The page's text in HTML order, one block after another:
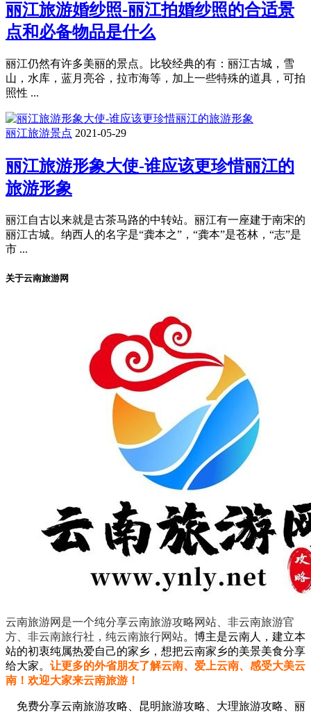
丽江旅游婚纱照-丽江拍婚纱照的合适景
点和必备物品是什么
丽江仍然有许多美丽的景点。比较经典的有：丽江古城，雪
山，水库，蓝月亮谷，拉市海等，加上一些特殊的道具，可拍
照性 ...
丽江旅游景点 2021-05-29
丽江旅游形象大使-谁应该更珍惜丽江的
旅游形象
丽江自古以来就是古茶马路的中转站。丽江有一座建于南宋的
丽江古城。纳西人的名字是“龚本之”，“龚本”是苍林，“志”是
市 ...
关于云南旅游网
云南旅游网是一个纯分享云南旅游攻略网站、非云南旅游官
方、非云南旅行社，纯云南旅行网站。 博主是云南人，建立本
站的初衷纯属热爱自己的家乡，想把云南家乡的美景美食分享
给大家。 让更多的外省朋友了解云南、爱上云南、感受大美云
南！欢迎大家来云南旅游！
免费分享云南旅游攻略、昆明旅游攻略、大理旅游攻略、丽